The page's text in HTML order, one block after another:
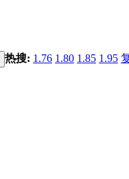
热搜: 1.76 1.80 1.85 1.95